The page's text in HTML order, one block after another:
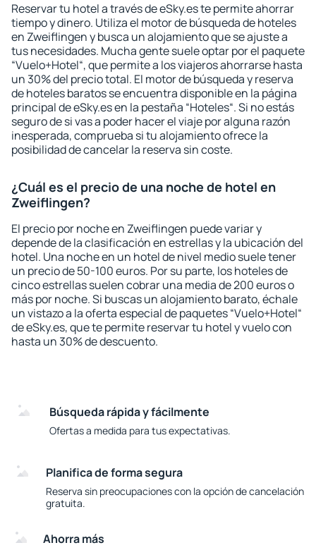
Reservar tu hotel a través de eSky.es te permite ahorrar
tiempo y dinero. Utiliza el motor de búsqueda de hoteles
en Zweiflingen y busca un alojamiento que se ajuste a
tus necesidades. Mucha gente suele optar por el paquete
“Vuelo+Hotel“, que permite a los viajeros ahorrarse hasta
un 30% del precio total. El motor de búsqueda y reserva
de hoteles baratos se encuentra disponible en la página
principal de eSky.es en la pestaña “Hoteles“. Si no estás
seguro de si vas a poder hacer el viaje por alguna razón
inesperada, comprueba si tu alojamiento ofrece la
posibilidad de cancelar la reserva sin coste.
¿Cuál es el precio de una noche de hotel en
Zweiflingen?
El precio por noche en Zweiflingen puede variar y
depende de la clasificación en estrellas y la ubicación del
hotel. Una noche en un hotel de nivel medio suele tener
un precio de 50-100 euros. Por su parte, los hoteles de
cinco estrellas suelen cobrar una media de 200 euros o
más por noche. Si buscas un alojamiento barato, échale
un vistazo a la oferta especial de paquetes “Vuelo+Hotel“
de eSky.es, que te permite reservar tu hotel y vuelo con
hasta un 30% de descuento.
Búsqueda rápida y fácilmente
Ofertas a medida para tus expectativas.
Planifica de forma segura
Reserva sin preocupaciones con la opción de cancelación
gratuita.
Ahorra más